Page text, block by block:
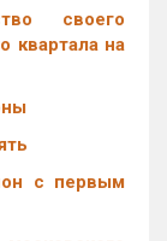
своего
квартала на
с первым